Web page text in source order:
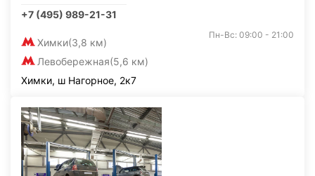
+7 (495) 989-21-31
Химки(3,8 км)
Левобережная(5,6 км)
Пн-Вс: 09:00 - 21:00
Химки, ш Нагорное, 2к7